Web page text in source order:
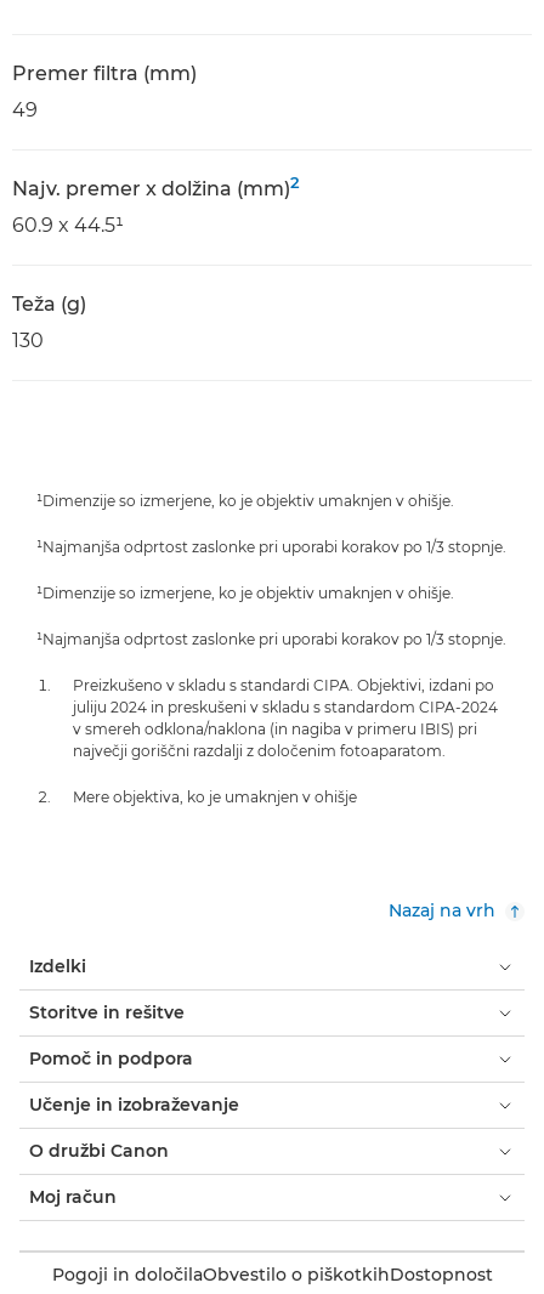
Premer filtra (mm)
49
Najv. premer x dolžina (mm)2
60.9 x 44.5¹
Teža (g)
130
¹Dimenzije so izmerjene, ko je objektiv umaknjen v ohišje.
¹Najmanjša odprtost zaslonke pri uporabi korakov po 1/3 stopnje.
¹Dimenzije so izmerjene, ko je objektiv umaknjen v ohišje.
¹Najmanjša odprtost zaslonke pri uporabi korakov po 1/3 stopnje.
Preizkušeno v skladu s standardi CIPA. Objektivi, izdani po
juliju 2024 in preskušeni v skladu s standardom CIPA-2024
v smereh odklona/naklona (in nagiba v primeru IBIS) pri
največji goriščni razdalji z določenim fotoaparatom.
Mere objektiva, ko je umaknjen v ohišje
Nazaj na vrh
Izdelki
Storitve in rešitve
Pomoč in podpora
Učenje in izobraževanje
O družbi Canon
Moj račun
Pogoji in določilaObvestilo o piškotkihDostopnost